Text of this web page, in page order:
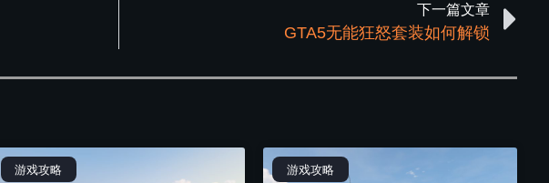
下一篇文章
GTA5无能狂怒套装如何解锁
游戏攻略 游戏攻略